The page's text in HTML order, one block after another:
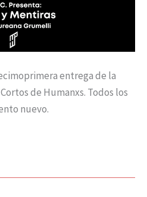
entrega de la
de Humanxs. Todos los
nuevo.